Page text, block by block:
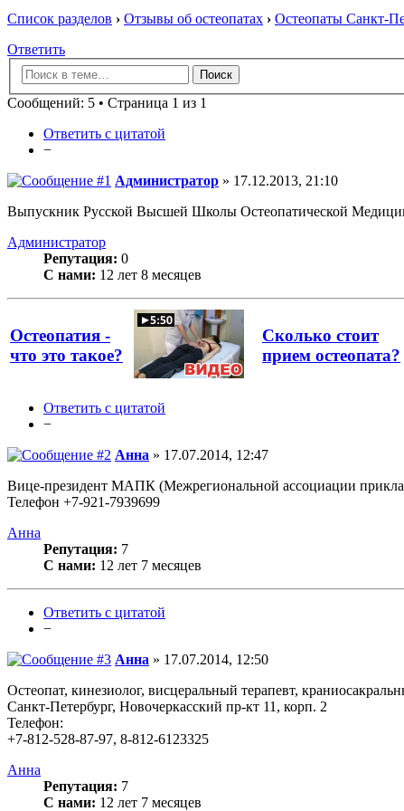
Список разделов › Отзывы об остеопатах › Остеопаты Санкт-
Ответить
Сообщений: 5 • Страница 1 из 1
Ответить с цитатой
−
Администратор » 17.12.2013, 21:10
Выпускник Русской Высшей Школы Остеопатической
Администратор
Репутация: 0
С нами: 12 лет 8 месяцев
Остеопатия -
что это такое?
Сколько стоит
прием остеопата?
Ответить с цитатой
−
Анна » 17.07.2014, 12:47
Вице-президент МАПК (Межрегиональной ассоциации
Телефон +7-921-7939699
Анна
Репутация: 7
С нами: 12 лет 7 месяцев
Ответить с цитатой
−
Анна » 17.07.2014, 12:50
Остеопат, кинезиолог, висцеральный терапевт,
Санкт-Петербург, Новочеркасский пр-кт 11, корп. 2
Телефон:
+7-812-528-87-97, 8-812-6123325
Анна
Репутация: 7
С нами: 12 лет 7 месяцев